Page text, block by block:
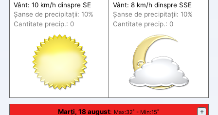
Vânt: 10 km/h dinspre SE
Șanse de precipitații: 10%
Cantitate precip.: 0
Vânt: 8 km/h dinspre SSE
Șanse de precipitații: 10%
Cantitate precip.: 0
Marți, 18 august: Max:32˚ - Min:15˚ +